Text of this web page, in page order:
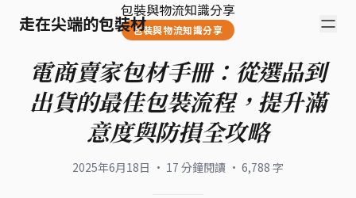
走在尖端的包裝材
包裝與物流知識分享
包裝與物流知識分享
電商賣家包材手冊：從選品到
出貨的最佳包裝流程，提升滿
意度與防損全攻略
2025年6月18日 · 17 分鐘閱讀 · 6,788 字